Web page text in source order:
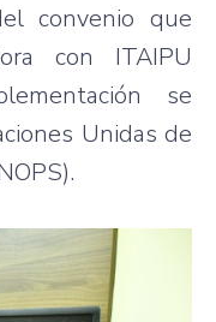
convenio que
con ITAIPU
se
Unidas de